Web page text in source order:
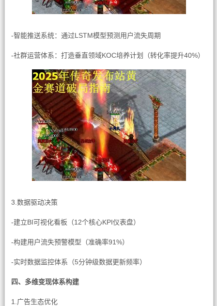
-智能推送系统：通过LSTM模型预测用户流失周期
-社群运营体系：打造垂直领域KOC培养计划（转化率提升40%）
3.数据驱动决策
-建立BI可视化看板（12个核心KPI仪表盘）
-构建用户流失预警模型（准确率91%）
-实时数据监控体系（5分钟级数据更新频率）
四、多维变现体系构建
1.广告生态优化